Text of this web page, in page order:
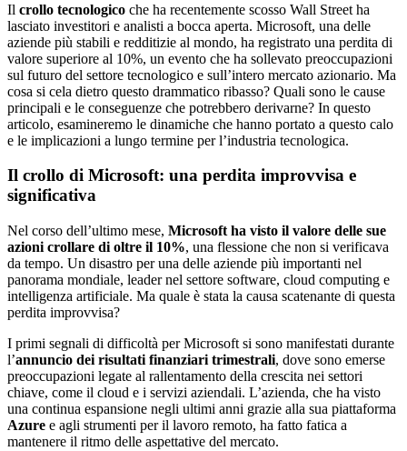
Il crollo tecnologico che ha recentemente scosso Wall Street ha
lasciato investitori e analisti a bocca aperta. Microsoft, una delle
aziende più stabili e redditizie al mondo, ha registrato una perdita di
valore superiore al 10%, un evento che ha sollevato preoccupazioni
sul futuro del settore tecnologico e sull’intero mercato azionario. Ma
cosa si cela dietro questo drammatico ribasso? Quali sono le cause
principali e le conseguenze che potrebbero derivarne? In questo
articolo, esamineremo le dinamiche che hanno portato a questo calo
e le implicazioni a lungo termine per l’industria tecnologica.
Il crollo di Microsoft: una perdita improvvisa e
significativa
Nel corso dell’ultimo mese, Microsoft ha visto il valore delle sue
azioni crollare di oltre il 10%, una flessione che non si verificava
da tempo. Un disastro per una delle aziende più importanti nel
panorama mondiale, leader nel settore software, cloud computing e
intelligenza artificiale. Ma quale è stata la causa scatenante di questa
perdita improvvisa?
I primi segnali di difficoltà per Microsoft si sono manifestati durante
l’annuncio dei risultati finanziari trimestrali, dove sono emerse
preoccupazioni legate al rallentamento della crescita nei settori
chiave, come il cloud e i servizi aziendali. L’azienda, che ha visto
una continua espansione negli ultimi anni grazie alla sua piattaforma
Azure e agli strumenti per il lavoro remoto, ha fatto fatica a
mantenere il ritmo delle aspettative del mercato.